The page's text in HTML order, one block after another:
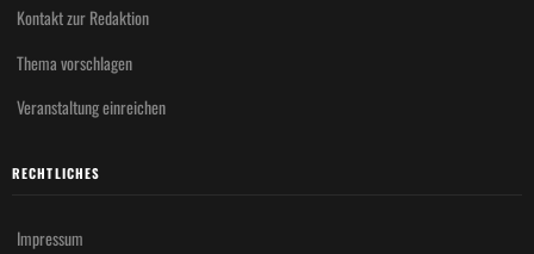
Kontakt zur Redaktion
Thema vorschlagen
Veranstaltung einreichen
RECHTLICHES
Impressum